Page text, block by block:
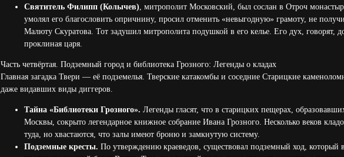
Святитель Филипп (Колычев), митрополит Московский, был сослан в Отроч
умолял его благословить опричнину, просил отменить «невыгодную» грамоту, не
Малюту Скуратова. Тот задушил митрополита подушкой в его келье. Его дух, говорят,
проклиная царя.
Часть четвёртая. Подземный город и библиотека Грозного: Легенды о кладах
Главная загадка Твери — её подземелья. Тверские катакомбы и соседние Старицкие
даже видавших виды диггеров.
Тайна «Библиотеки Грозного». Легенды гласят, что в старицких пещерах,
Москвы, сокрыто легендарное книжное собрание Ивана Грозного. Несколько веков
туда, но хвастаются, что залы имеют броню и замкнутую систему.
Подземные кресты. По утверждению краеведов, существовал подземный ход, который